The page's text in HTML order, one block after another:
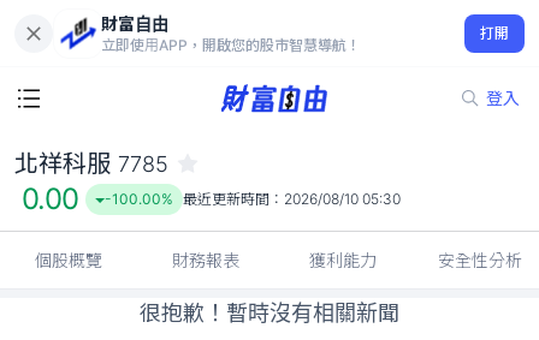
財富自由
立即使用APP，開啟您的股市智慧導航！
打開
登入
0.00
-100.00%
北祥科服 7785
0.00 -100.00% 最近更新時間： 2026/08/10 05:30
個股概覽 財務報表 獲利能力 安全性分析
很抱歉！暫時沒有相關新聞